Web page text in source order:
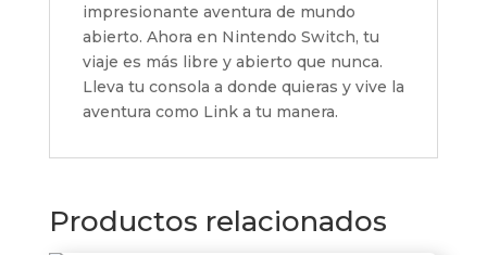
impresionante aventura de mundo
abierto. Ahora en Nintendo Switch, tu
viaje es más libre y abierto que nunca.
Lleva tu consola a donde quieras y vive la
aventura como Link a tu manera.
Productos relacionados